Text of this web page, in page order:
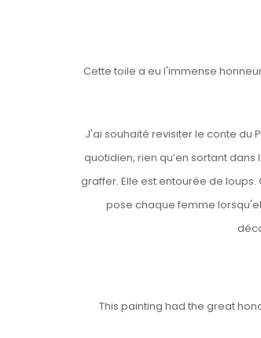
Cette toile a eu l'immense
J'ai souhaité revisiter le conte du
quotidien, rien qu’en sortant
graffer. Elle est entourée de loups.
pose chaque femme
This painting had the great